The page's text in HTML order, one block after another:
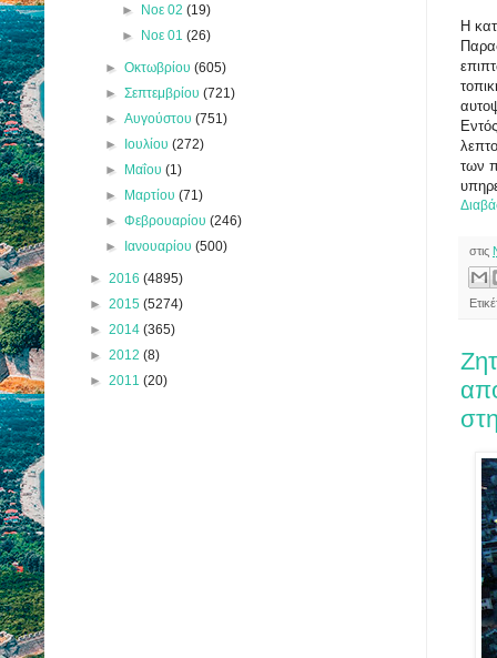
Η
των
στις
► Νοε 02 (19)
► Νοε 01 (26)
►Οκτωβρίου(605)
►Σεπτεμβρίου(721)
►Αυγούστου(751)
► Ιουλίου(272)
► Μαΐου(1)
► Μαρτίου(71)
►Φεβρουαρίου(246)
► Ιανουαρίου(500)
► 2016 (4895)
► 2015 (5274)
► 2014 (365)
► 2012 (8)
► 2011 (20)